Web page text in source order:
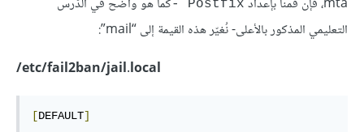
Postfix -
التعليمي المذكور بالأعلى- نُغيّر هذه القيمة إلى “mail”:
etc/fail2ban/jail.local/
[DEFAULT]